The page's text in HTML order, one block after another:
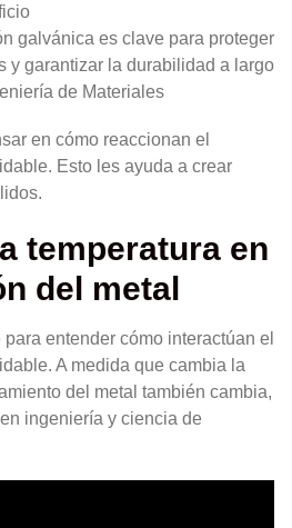
galvánica es clave para proteger
y garantizar la durabilidad a largo
de Materiales
en cómo reaccionan el
Esto les ayuda a crear
temperatura en
del metal
entender cómo interactúan el
A medida que cambia la
del metal también cambia,
ingeniería y ciencia de